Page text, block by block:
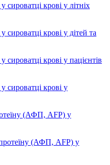
крові у літніх
крові у дітей та
крові у пацієнтів
крові у
(АФП, AFP) у
(АФП, AFP) у